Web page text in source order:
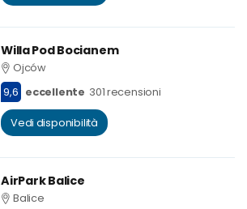
Willa Pod Bocianem
Ojców
9,6 eccellente 301 recensioni
Vedi disponibilità
AirPark Balice
Balice